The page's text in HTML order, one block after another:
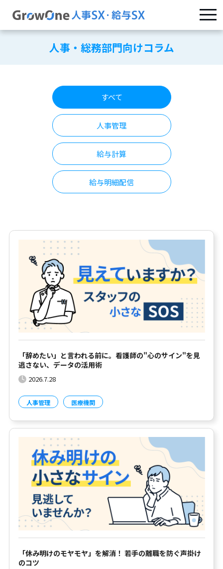
人事・総務部門向けコラム
すべて
人事管理
給与計算
給与明細配信
「辞めたい」と言われる前に。看護師の"心のサイン"を見
逃さない、データの活用術
2026.7.28
人事管理 医療機関
「休み明けのモヤモヤ」を解消！ 若手の離職を防ぐ声掛け
のコツ